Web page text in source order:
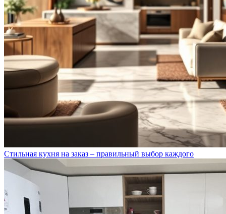
Стильная кухня на заказ – правильный выбор каждого